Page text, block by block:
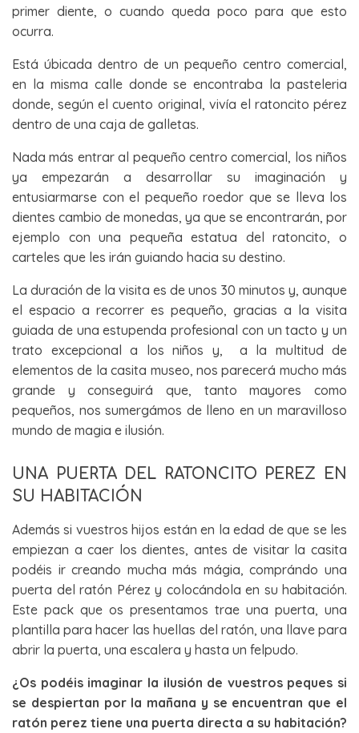
primer diente, o cuando queda poco para que esto
ocurra.
Está úbicada dentro de un pequeño centro comercial,
en la misma calle donde se encontraba la pasteleria
donde, según el cuento original, vivía el ratoncito pérez
dentro de una caja de galletas.
Nada más entrar al pequeño centro comercial, los niños
ya empezarán a desarrollar su imaginación y
entusiarmarse con el pequeño roedor que se lleva los
dientes cambio de monedas, ya que se encontrarán, por
ejemplo con una pequeña estatua del ratoncito, o
carteles que les irán guiando hacia su destino.
La duración de la visita es de unos 30 minutos y, aunque
el espacio a recorrer es pequeño, gracias a la visita
guiada de una estupenda profesional con un tacto y un
trato excepcional a los niños y, a la multitud de
elementos de la casita museo, nos parecerá mucho más
grande y conseguirá que, tanto mayores como
pequeños, nos sumergámos de lleno en un maravilloso
mundo de magia e ilusión.
UNA PUERTA DEL RATONCITO PEREZ EN
SU HABITACIÓN
Además si vuestros hijos están en la edad de que se les
empiezan a caer los dientes, antes de visitar la casita
podéis ir creando mucha más mágia, comprándo una
puerta del ratón Pérez y colocándola en su habitación.
Este pack que os presentamos trae una puerta, una
plantilla para hacer las huellas del ratón, una llave para
abrir la puerta, una escalera y hasta un felpudo.
¿Os podéis imaginar la ilusión de vuestros peques si
se despiertan por la mañana y se encuentran que el
ratón perez tiene una puerta directa a su habitación?